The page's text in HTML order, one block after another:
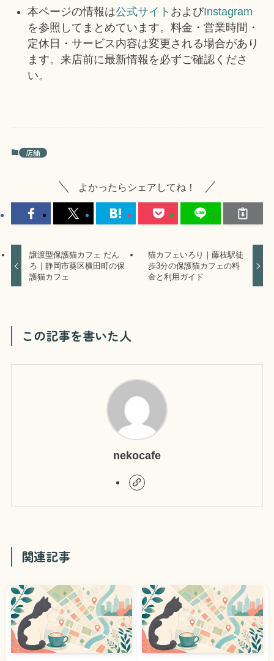
本ページの情報は公式サイト およびInstagram
を参照してまとめています。料金・営業時間・
定休日・サービス内容は変更される場合があり
ます。来店前に最新情報を必ずご確認くださ
い。
店舗
よかったらシェアしてね！
譲渡型保護猫カフェ だん
ろ｜静岡市葵区横田町の保
護猫カフェ
猫カフェいろり｜藤枝駅徒
歩3分の保護猫カフェの料
金と利用ガイド
この記事を書いた人
nekocafe
関連記事